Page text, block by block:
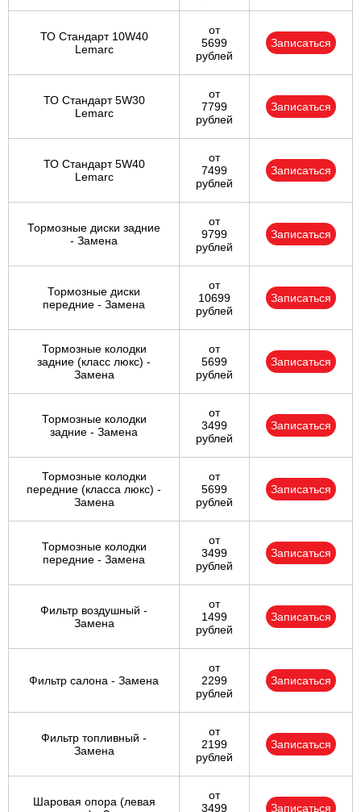
ТО Стандарт 10W40
Lemarc
от
5699
рублей
Записаться
ТО Стандарт 5W30
Lemarc
от
7799
рублей
Записаться
ТО Стандарт 5W40
Lemarc
от
7499
рублей
Записаться
Тормозные диски задние
- Замена
от
9799
рублей
Записаться
Тормозные диски
передние - Замена
от
10699
рублей
Записаться
Тормозные колодки
задние (класс люкс) -
Замена
от
5699
рублей
Записаться
Тормозные колодки
задние - Замена
от
3499
рублей
Записаться
Тормозные колодки
передние (класса люкс) -
Замена
от
5699
рублей
Записаться
Тормозные колодки
передние - Замена
от
3499
рублей
Записаться
Фильтр воздушный -
Замена
от
1499
рублей
Записаться
Фильтр салона - Замена
от
2299
рублей
Записаться
Фильтр топливный -
Замена
от
2199
рублей
Записаться
Шаровая опора (левая
от
3499
Записаться